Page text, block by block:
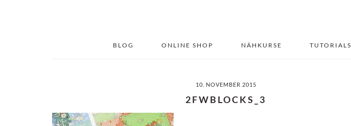
BLOG ONLINE SHOP NÄHKURSE TUTORIALS
10. NOVEMBER 2015
2FWBLOCKS_3